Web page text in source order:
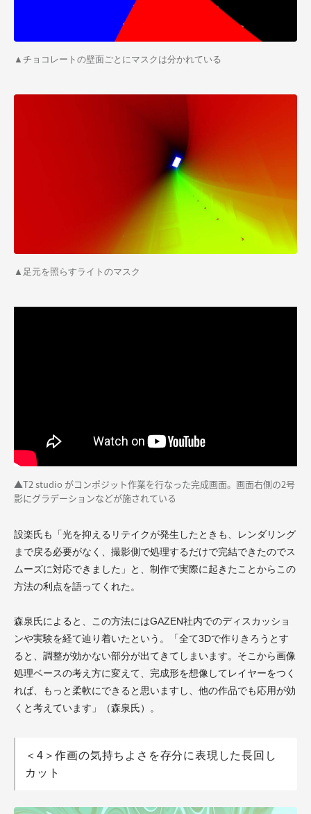
▲チョコレートの壁面ごとにマスクは分かれている
▲足元を照らすライトのマスク
▲T2 studio がコンポジット作業を行なった完成画面。画面右側の2号
影にグラデーションなどが施されている
設楽氏も「光を抑えるリテイクが発生したときも、レンダリング
まで戻る必要がなく、撮影側で処理するだけで完結できたのでス
ムーズに対応できました」と、制作で実際に起きたことからこの
方法の利点を語ってくれた。
森泉氏によると、この方法にはGAZEN社内でのディスカッショ
ンや実験を経て辿り着いたという。「全て3Dで作りきろうとす
ると、調整が効かない部分が出てきてしまいます。そこから画像
処理ベースの考え方に変えて、完成形を想像してレイヤーをつく
れば、もっと柔軟にできると思いますし、他の作品でも応用が効
くと考えています」（森泉氏）。
＜4＞作画の気持ちよさを存分に表現した長回し
カット